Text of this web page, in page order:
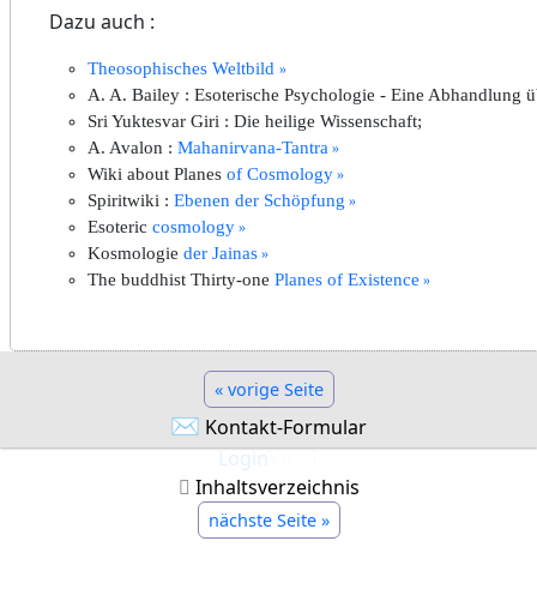
Dazu auch :
Theosophisches Weltbild
A. A. Bailey : Esoterische Psychologie - Eine Abhandlung
Sri Yuktesvar Giri : Die heilige Wissenschaft;
A. Avalon : Mahanirvana-Tantra
Wiki about Planes of Cosmology
Spiritwiki : Ebenen der Schöpfung
Esoteric cosmology
Kosmologie der Jainas
The buddhist Thirty-one Planes of Existence
« vorige Seite
✉ Kontakt-Formular
LoginVo-: 1
Inhaltsverzeichnis
nächste Seite »